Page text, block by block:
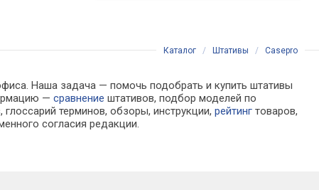
Каталог / Штативы / Casepro
Наша задача — помочь подобрать и купить штативы
—сравнение штативов, подбор моделей по
глоссарий терминов, обзоры, инструкции,рейтинг товаров,
согласия редакции.